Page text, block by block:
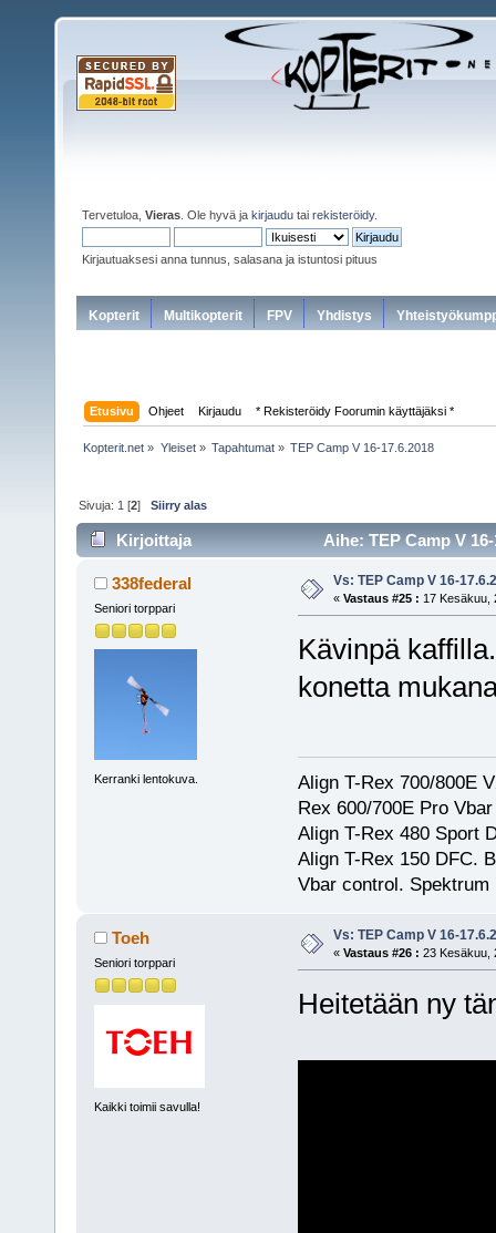
Tervetuloa, Vieras . Ole hyvä ja kirjaudu tai rekisteröidy.
Kirjautuaksesi anna tunnus, salasana ja istuntosi pituus
Kopterit Multikopterit FPV Yhdistys
Etusivu Ohjeet Kirjaudu * Rekisteröidy Foorumin käyttäjäksi *
Kopterit.net » Yleiset» Tapahtumat» TEP Camp V 16-17.6.2018
Sivuja: 1 [2]Siirry alas
Kirjoittaja Aihe: TEP Camp V
338federal
Seniori torppari
Kerranki lentokuva.
Vs: TEP Camp V 16-
« Vastaus #25 : 17 Kesäkuu,
Kävinpä
konetta
Align T-Rex 700/800E
Rex 600/700E Pro
Align T-Rex 480 Sport
Align T-Rex 150 DFC.
Vbar control.
Toeh
Seniori torppari
Kaikki toimii savulla!
Vs: TEP Camp V 16-
« Vastaus #26 : 23 Kesäkuu,
Heitetään ny